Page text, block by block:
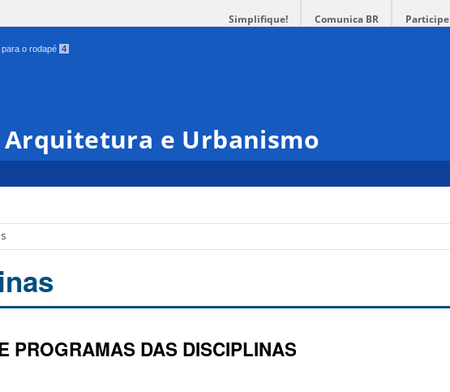
Simplifique! Comunica BR Participe
para o rodapé 4
Arquitetura e Urbanismo
PROGRAMAS DAS DISCIPLINAS